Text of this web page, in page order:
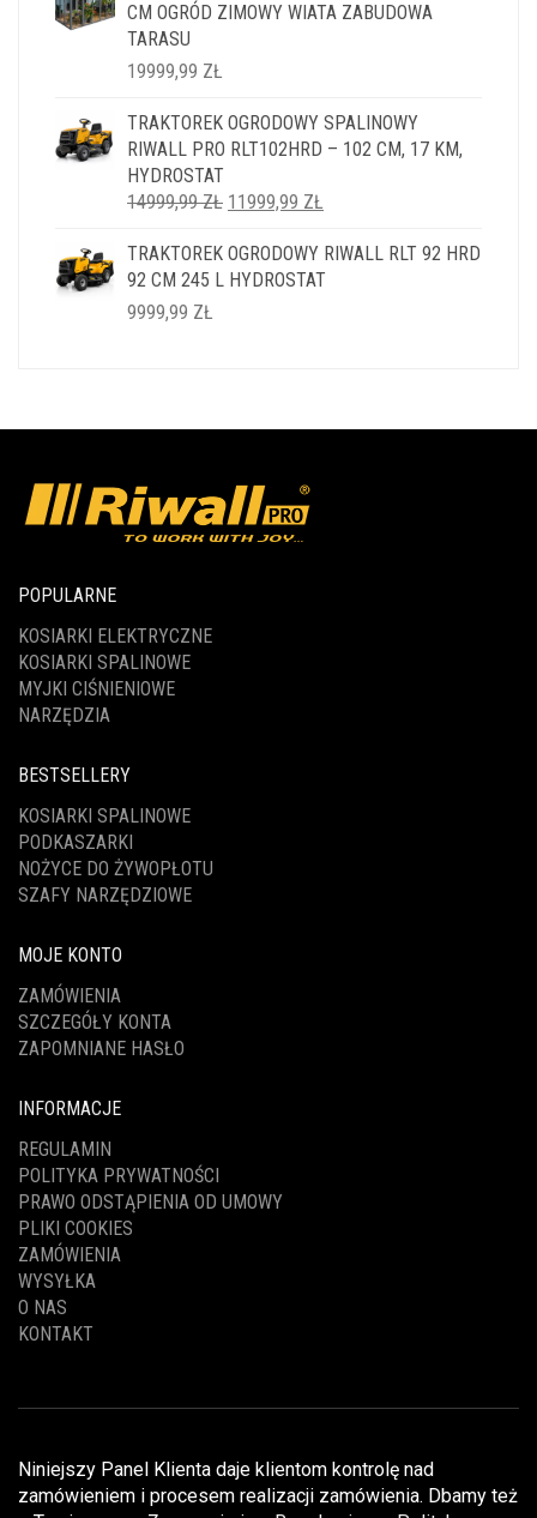
CM OGRÓD ZIMOWY WIATA ZABUDOWA
TARASU
19999,99 ZŁ
TRAKTOREK OGRODOWY SPALINOWY
RIWALL PRO RLT102HRD – 102 CM, 17 KM,
HYDROSTAT
14999,99ZŁ PIERWOTNA
WYNOSIŁA:
14999,99 ZŁ.
11999,99 ZŁ
WYNOSI:
11999,99 ZŁ.
TRAKTOREK OGRODOWY RIWALL RLT 92 HRD
92 CM 245 L HYDROSTAT
9999,99 ZŁ
POPULARNE
KOSIARKI ELEKTRYCZNE
KOSIARKI SPALINOWE
MYJKI CIŚNIENIOWE
NARZĘDZIA
BESTSELLERY
KOSIARKI SPALINOWE
PODKASZARKI
NOŻYCE DO ŻYWOPŁOTU
SZAFY NARZĘDZIOWE
MOJE KONTO
ZAMÓWIENIA
SZCZEGÓŁY KONTA
ZAPOMNIANE HASŁO
INFORMACJE
REGULAMIN
POLITYKA PRYWATNOŚCI
PRAWO ODSTĄPIENIA OD UMOWY
PLIKI COOKIES
ZAMÓWIENIA
WYSYŁKA
O NAS
KONTAKT
Niniejszy Panel Klienta daje klientom kontrolę nad
zamówieniem i procesem realizacji zamówienia. Dbamy też